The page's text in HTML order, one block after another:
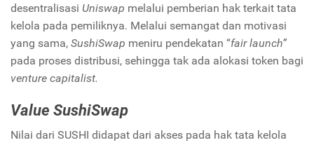
desentralisasi Uniswap melalui pemberian hak terkait tata
kelola pada pemiliknya. Melalui semangat dan motivasi
yang sama, SushiSwap meniru pendekatan “fair launch”
pada proses distribusi, sehingga tak ada alokasi token bagi
venture capitalist.
Value SushiSwap
Nilai dari SUSHI didapat dari akses pada hak tata kelola